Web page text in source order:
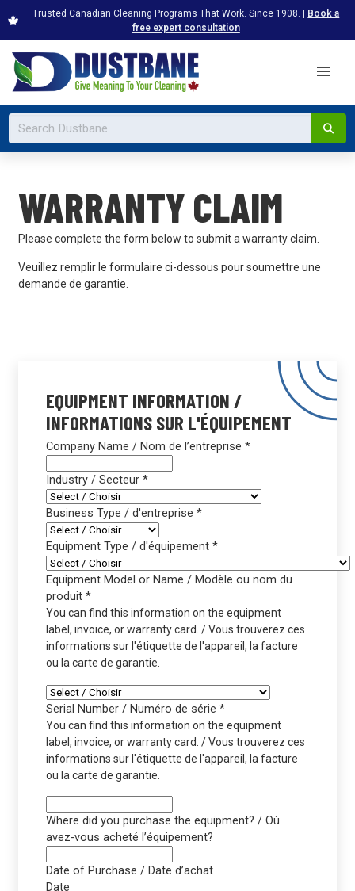
Trusted Canadian Cleaning Programs That Work. Since 1908. | Book a
free expert consultation
WARRANTY CLAIM
Please complete the form below to submit a warranty claim.
Veuillez remplir le formulaire ci-dessous pour soumettre une
demande de garantie.
EQUIPMENT INFORMATION /
INFORMATIONS SUR L'ÉQUIPEMENT
Company Name / Nom de l’entreprise *
Industry / Secteur *
Business Type / d'entreprise *
Equipment Type / d'équipement *
Equipment Model or Name / Modèle ou nom du
produit *
You can find this information on the equipment
label, invoice, or warranty card. / Vous trouverez ces
informations sur l'étiquette de l'appareil, la facture
ou la carte de garantie.
Serial Number / Numéro de série *
You can find this information on the equipment
label, invoice, or warranty card. / Vous trouverez ces
informations sur l'étiquette de l'appareil, la facture
ou la carte de garantie.
Where did you purchase the equipment? / Où
avez-vous acheté l’équipement?
Date of Purchase / Date d’achat
Date